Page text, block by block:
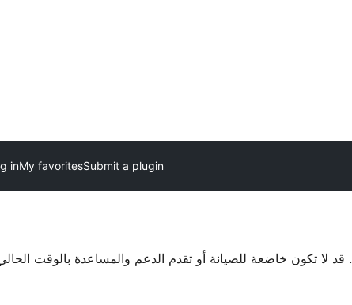
Submit a plugin
My favorites
in
. قد لا تكون خاضعة للصيانة أو تقدم الدعم والمساعدة بالوقت